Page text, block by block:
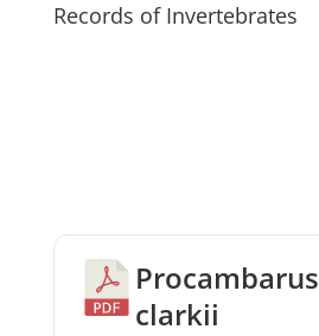
Records of Invertebrates
Procambarus
clarkii